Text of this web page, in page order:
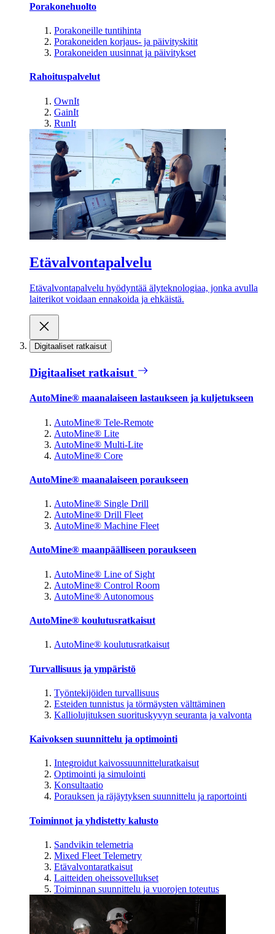
Porakonehuolto
Porakoneille tuntihinta
Porakoneiden korjaus- ja päivityskitit
Porakoneiden uusinnat ja päivitykset
Rahoituspalvelut
OwnIt
GainIt
RunIt
Etävalvontapalvelu
Etävalvontapalvelu hyödyntää älyteknologiaa, jonka avulla
laiterikot voidaan ennakoida ja ehkäistä.
Digitaaliset ratkaisut
Digitaaliset ratkaisut
AutoMine® maanalaiseen lastaukseen ja kuljetukseen
AutoMine® Tele-Remote
AutoMine® Lite
AutoMine® Multi-Lite
AutoMine® Core
AutoMine® maanalaiseen poraukseen
AutoMine® Single Drill
AutoMine® Drill Fleet
AutoMine® Machine Fleet
AutoMine® maanpäälliseen poraukseen
AutoMine® Line of Sight
AutoMine® Control Room
AutoMine® Autonomous
AutoMine® koulutusratkaisut
AutoMine® koulutusratkaisut
Turvallisuus ja ympäristö
Työntekijöiden turvallisuus
Esteiden tunnistus ja törmäysten välttäminen
Kalliolujituksen suorituskyvyn seuranta ja valvonta
Kaivoksen suunnittelu ja optimointi
Integroidut kaivossuunnitteluratkaisut
Optimointi ja simulointi
Konsultaatio
Porauksen ja räjäytyksen suunnittelu ja raportointi
Toiminnot ja yhdistetty kalusto
Sandvikin telemetria
Mixed Fleet Telemetry
Etävalvontaratkaisut
Laitteiden oheissovellukset
Toiminnan suunnittelu ja vuorojen toteutus